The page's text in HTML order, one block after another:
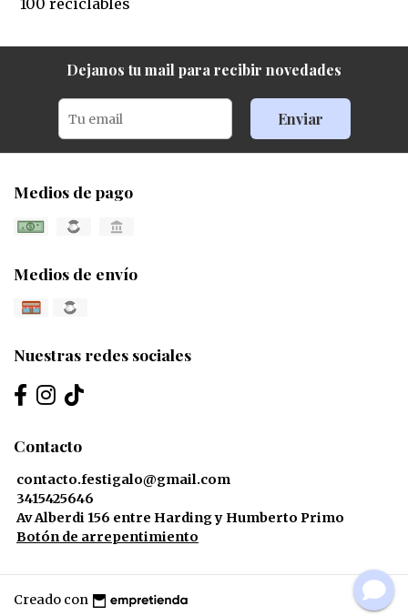
100 reciclables
Dejanos tu mail para recibir novedades
Enviar
Medios de pago
Medios de envío
Nuestras redes sociales
Contacto
contacto.festigalo@gmail.com
3415425646
Av Alberdi 156 entre Harding y Humberto Primo
Botón de arrepentimiento
Creado con